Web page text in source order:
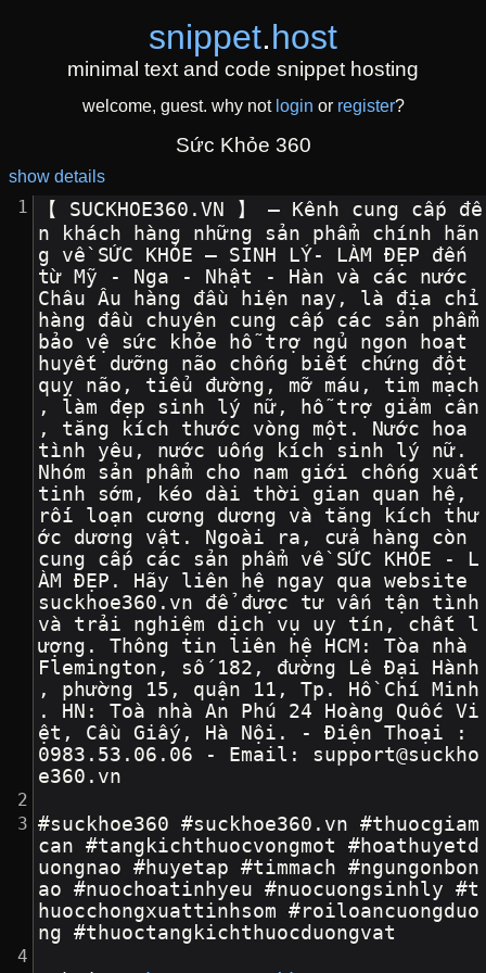
snippet.host
minimal text and code snippet hosting
welcome, guest. why not login or register?
Sức Khỏe 360
show details
【 SUCKHOE360.VN 】 – Kênh cung cấp đế
n khách hàng những sản phẩm chính hãn
g về SỨC KHỎE – SINH LÝ- LÀM ĐẸP đến
từ Mỹ - Nga - Nhật - Hàn và các nước
Châu Âu hàng đầu hiện nay, là địa chỉ
hàng đầu chuyên cung cấp các sản phẩm
bảo vệ sức khỏe hỗ trợ ngủ ngon hoạt
huyết dưỡng não chống biết chứng đột
quỵ não, tiểu đường, mỡ máu, tim mạch
, làm đẹp sinh lý nữ, hỗ trợ giảm cân
, tăng kích thước vòng một. Nước hoa
tình yêu, nước uống kích sinh lý nữ.
Nhóm sản phẩm cho nam giới chống xuất
tinh sớm, kéo dài thời gian quan hệ,
rối loạn cương dương và tăng kích thư
ớc dương vật. Ngoài ra, cửa hàng còn
cung cấp các sản phẩm về SỨC KHỎE - L
ÀM ĐẸP. Hãy liên hệ ngay qua website
suckhoe360.vn để được tư vấn tận tình
và trải nghiệm dịch vụ uy tín, chất l
ượng. Thông tin liên hệ HCM: Tòa nhà
Flemington, số 182, đường Lê Đại Hành
, phường 15, quận 11, Tp. Hồ Chí Minh
. HN: Toà nhà An Phú 24 Hoàng Quốc Vi
ệt, Cầu Giấy, Hà Nội. - Điện Thoại :
0983.53.06.06 - Email: support@suckho
e360.vn
#suckhoe360 #suckhoe360.vn #thuocgiam
can #tangkichthuocvongmot #hoathuyetd
uongnao #huyetap #timmach #ngungonbon
ao #nuochoatinhyeu #nuocuongsinhly #t
huocchongxuattinhsom #roiloancuongduo
ng #thuoctangkichthuocduongvat